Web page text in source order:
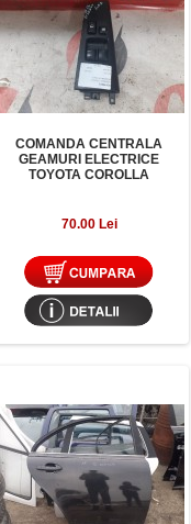
COMANDA CENTRALA
GEAMURI ELECTRICE
TOYOTA COROLLA
70.00 Lei